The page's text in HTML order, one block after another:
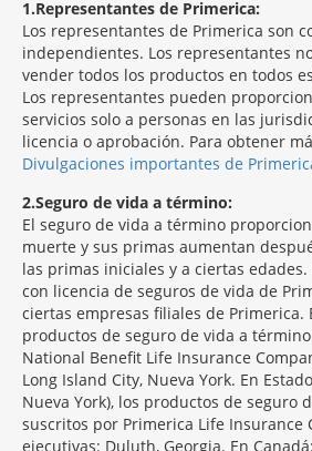
1 Representantes de Primerica:
Los representantes de Primerica son
independientes. Los representantes
vender todos los productos en todos
Los representantes pueden
servicios solo a personas en las
licencia o aprobación. Para obtener
Divulgaciones importantes de
2 Seguro de vida a término:
El seguro de vida a término
muerte y sus primas aumentan
las primas iniciales y a ciertas
con licencia de seguros de vida de
ciertas empresas filiales de Primerica.
productos de seguro de vida a
National Benefit Life Insurance
Long Island City, Nueva York. En
Nueva York), los productos de seguro
suscritos por Primerica Life Insurance
ejecutivas: Duluth, Georgia. En